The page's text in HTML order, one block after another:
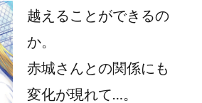
越えることができるの
か。
赤城さんとの関係にも
変化が現れて…。